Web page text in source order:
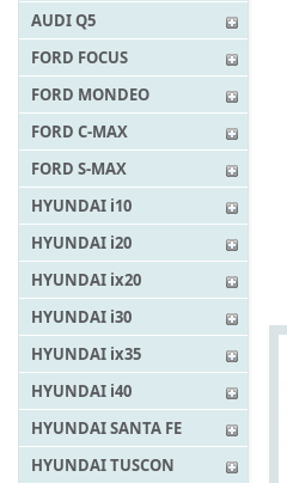
AUDI Q5
FORD FOCUS
FORD MONDEO
FORD C-MAX
FORD S-MAX
HYUNDAI i10
HYUNDAI i20
HYUNDAI ix20
HYUNDAI i30
HYUNDAI ix35
HYUNDAI i40
HYUNDAI SANTA FE
HYUNDAI TUSCON